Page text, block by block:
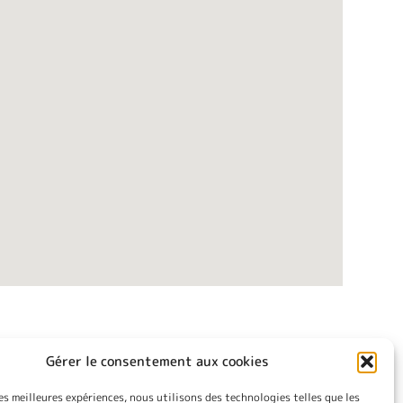
Gérer le consentement aux cookies
meilleures expériences, nous utilisons des technologies telles que les